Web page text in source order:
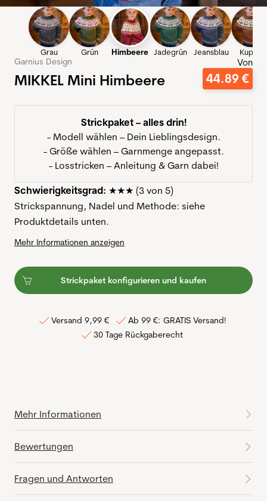
Grau Grün Himbeere Jadegrün Jeansblau Kupfer
Garnius Design
MIKKEL Mini Himbeere
Von
44.89 €
Strickpaket – alles drin!
- Modell wählen – Dein Lieblingsdesign.
- Größe wählen – Garnmenge angepasst.
- Losstricken – Anleitung & Garn dabei!
Schwierigkeitsgrad: ★★★ (3 von 5)
Strickspannung, Nadel und Methode: siehe
Produktdetails unten.
Mehr Informationen anzeigen
Strickpaket konfigurieren und kaufen
Versand 9,99 €
Ab 99 €: GRATIS Versand!
30 Tage Rückgaberecht
Mehr Informationen
Bewertungen
Fragen und Antworten